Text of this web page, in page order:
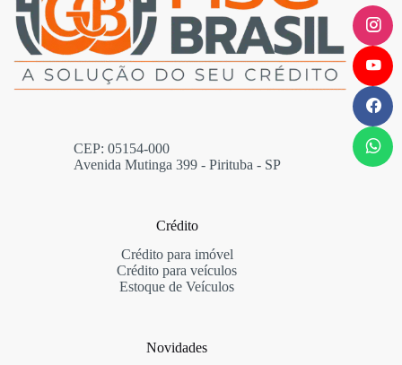
CEP: 05154-000
Avenida Mutinga 399 - Pirituba - SP
Crédito
Crédito para imóvel
Crédito para veículos
Estoque de Veículos
Novidades